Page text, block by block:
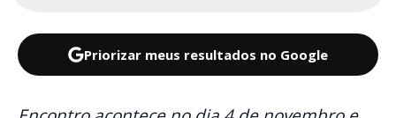
Priorizar meus resultados no Google